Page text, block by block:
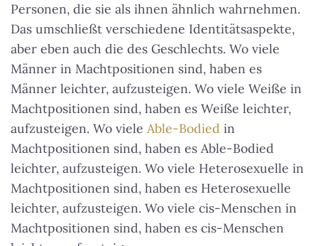
Personen, die sie als ihnen ähnlich wahrnehmen.
Das umschließt verschiedene Identitätsaspekte,
aber eben auch die des Geschlechts. Wo viele
Männer in Machtpositionen sind, haben es
Männer leichter, aufzusteigen. Wo viele Weiße in
Machtpositionen sind, haben es Weiße leichter,
aufzusteigen. Wo viele Able-Bodied in
Machtpositionen sind, haben es Able-Bodied
leichter, aufzusteigen. Wo viele Heterosexuelle in
Machtpositionen sind, haben es Heterosexuelle
leichter, aufzusteigen. Wo viele cis-Menschen in
Machtpositionen sind, haben es cis-Menschen